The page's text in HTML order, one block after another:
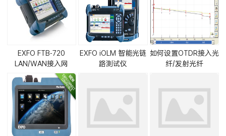
EXFO FTB-720
LAN/WAN接入网
OTDR|支持iOLM
EXFO iOLM 智能光链
路测试仪
如何设置OTDR接入光
纤/发射光纤